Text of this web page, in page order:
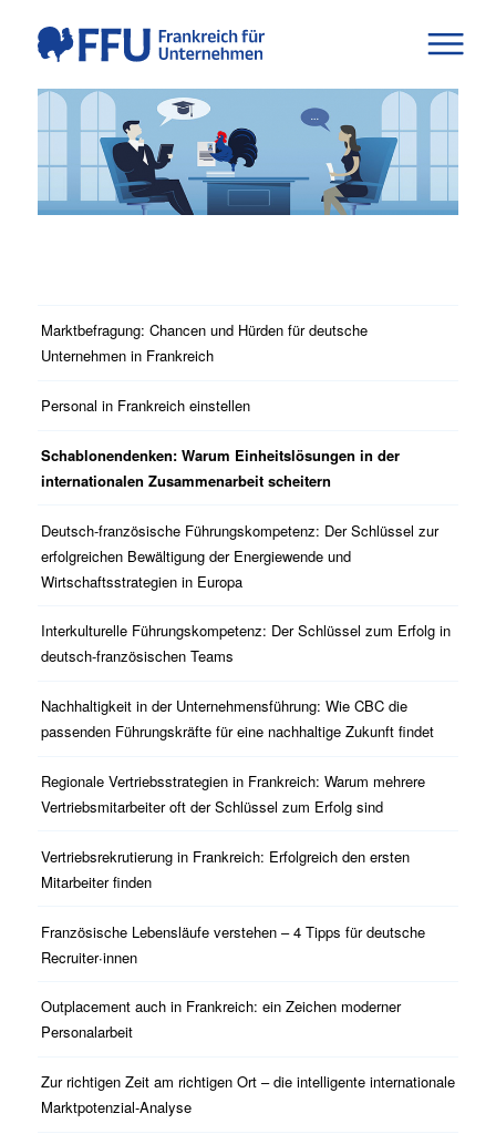
Marktbefragung: Chancen und Hürden für deutsche
Unternehmen in Frankreich
Personal in Frankreich einstellen
Schablonendenken: Warum Einheitslösungen in der
internationalen Zusammenarbeit scheitern
Deutsch-französische Führungskompetenz: Der Schlüssel zur
erfolgreichen Bewältigung der Energiewende und
Wirtschaftsstrategien in Europa
Interkulturelle Führungskompetenz: Der Schlüssel zum Erfolg in
deutsch-französischen Teams
Nachhaltigkeit in der Unternehmensführung: Wie CBC die
passenden Führungskräfte für eine nachhaltige Zukunft findet
Regionale Vertriebsstrategien in Frankreich: Warum mehrere
Vertriebsmitarbeiter oft der Schlüssel zum Erfolg sind
Vertriebsrekrutierung in Frankreich: Erfolgreich den ersten
Mitarbeiter finden
Französische Lebensläufe verstehen – 4 Tipps für deutsche
Recruiter∙innen
Outplacement auch in Frankreich: ein Zeichen moderner
Personalarbeit
Zur richtigen Zeit am richtigen Ort – die intelligente internationale
Marktpotenzial-Analyse